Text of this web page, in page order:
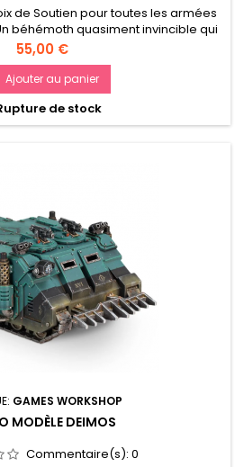
de Soutien pour toutes les armées
béhémoth quasiment invincible qui
avec ses armes de mêlée
avec diverses plaques de
et poses
Prix
55,00 €
Ajouter au panier
de stock
GAMES WORKSHOP
MODÈLE DEIMOS
Commentaire(s): 0